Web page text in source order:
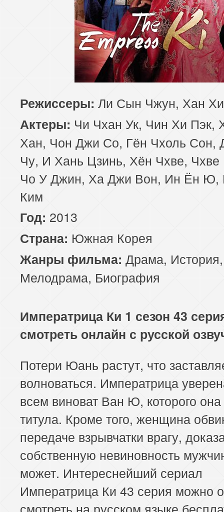
Режиссеры: Ли Сын Чжун, Хан Хи
Актеры: Чи Чхан Ук, Чин Хи Пэк,
Хан, Чон Джи Со, Гён Чхоль Сон,
Чу, И Хань Цзинь, Хён Чхве,
Чо У Джин, Ха Джи Вон, Ин Ён Ю,
Ким
Год: 2013
Страна: Южная Корея
Жанры фильма: Драма, История,
Мелодрама, Биография
Императрица Ки 1 сезон 43
смотреть онлайн с русской
Потери Юань растут, что
волноваться. Императрица
всем виноват Ван Ю, которого
титула. Кроме того, женщина
передаче взрывчатки врагу,
собственную невиновность
может. Интереснейший сериал
Императрица Ки 43 серия можно
смотреть на русском языке